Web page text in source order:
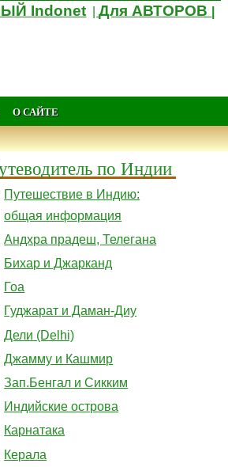
Indonet |Для АВТОРОВ
О САЙТЕ
по Индии
Путешествие в Индию:
общая информация
Андхра прадеш, Телегана
Бихар и Джарканд
Гоа
Гуджарат и Даман-Диу
Дели (Delhi)
Джамму и Кашмир
Зап.Бенгал и Сикким
Индийские острова
Карнатака
Керала